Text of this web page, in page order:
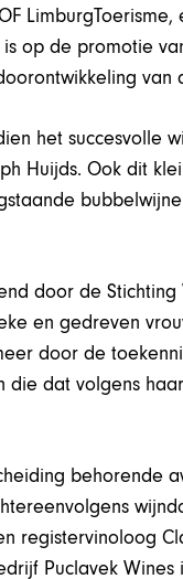
LimburgToerisme,
op de promotie
van
het succesvolle
Huijds. Ook dit
door de Stichting
en gedreven
door de
die dat volgens
behorende
registervinoloog
Puclavek Wines